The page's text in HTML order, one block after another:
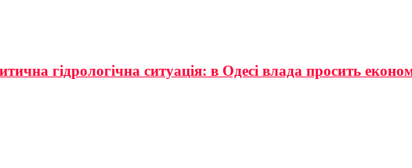
гідрологічна ситуація: в Одесі влада просить